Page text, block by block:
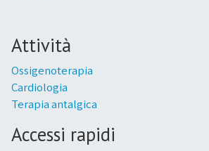
Attività
Ossigenoterapia
Cardiologia
Terapia antalgica
Accessi rapidi